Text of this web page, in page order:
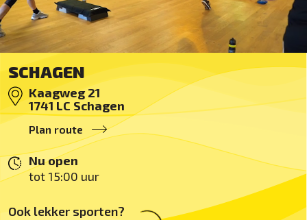
SCHAGEN
Kaagweg 21
1741 LC Schagen
Plan route
Nu open
tot 15:00 uur
Ook lekker sporten?